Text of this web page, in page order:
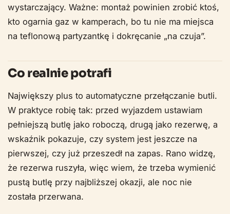
wystarczający. Ważne: montaż powinien zrobić ktoś,
kto ogarnia gaz w kamperach, bo tu nie ma miejsca
na teflonową partyzantkę i dokręcanie „na czuja”.
Co realnie potrafi
Największy plus to automatyczne przełączanie butli.
W praktyce robię tak: przed wyjazdem ustawiam
pełniejszą butlę jako roboczą, drugą jako rezerwę, a
wskaźnik pokazuje, czy system jest jeszcze na
pierwszej, czy już przeszedł na zapas. Rano widzę,
że rezerwa ruszyła, więc wiem, że trzeba wymienić
pustą butlę przy najbliższej okazji, ale noc nie
została przerwana.